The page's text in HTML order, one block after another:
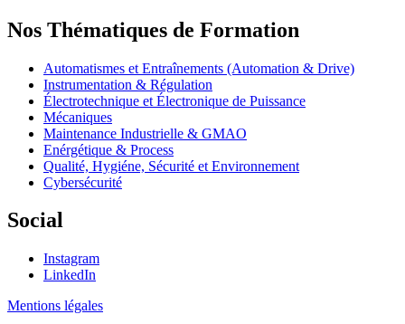
Nos Thématiques de Formation
Automatismes et Entraînements (Automation & Drive)
Instrumentation & Régulation
Électrotechnique et Électronique de Puissance
Mécaniques
Maintenance Industrielle & GMAO
Enérgétique & Process
Qualité, Hygiéne, Sécurité et Environnement
Cybersécurité
Social
Instagram
LinkedIn
Mentions légales